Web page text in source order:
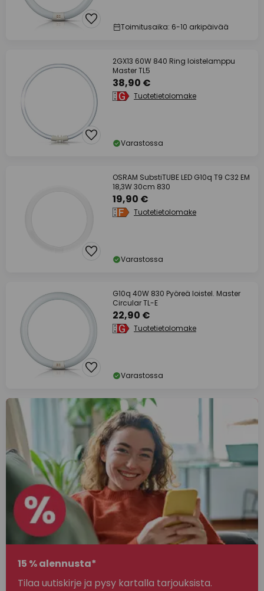
Toimitusaika: 6-10 arkipäivää
2GX13 60W 840 Ring loistelamppu
Master TL5
38,90 €
Tuotetietolomake
Varastossa
OSRAM SubstiTUBE LED G10q T9 C32 EM
18,3W 30cm 830
19,90 €
Tuotetietolomake
Varastossa
G10q 40W 830 Pyöreä loistel. Master
Circular TL-E
22,90 €
Tuotetietolomake
Varastossa
15 % alennusta*
Tilaa uutiskirje ja pysy kartalla tarjouksista.